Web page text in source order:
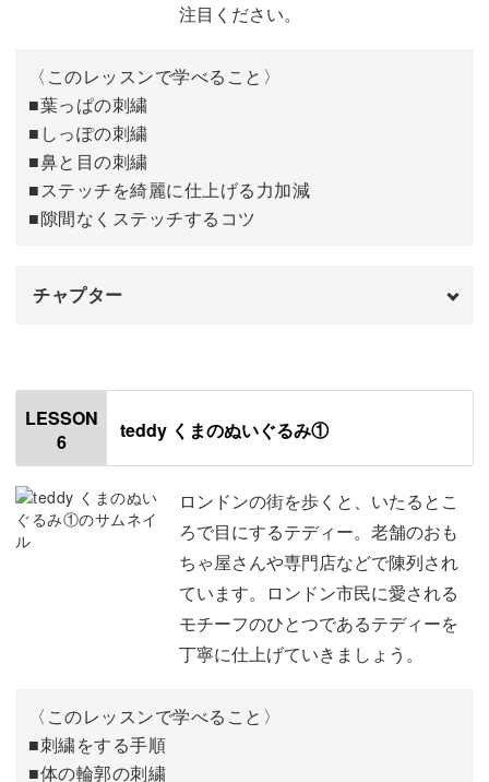
耳と脚の刺繍をする
胴体の刺繍をする
注目ください。
〈このレッスンで学べること〉
■葉っぱの刺繍
■しっぽの刺繍
■鼻と目の刺繍
■ステッチを綺麗に仕上げる力加減
■隙間なくステッチするコツ
チャプター
はじめに
葉っぱの刺繍をする
しっぽの刺繍をする 06:14
鼻と目の刺繍をする 11:20
13:50
LESSON
6
teddy くまのぬいぐるみ①
ロンドンの街を歩くと、いたるとこ
ろで目にするテディー。老舗のおも
ちゃ屋さんや専門店などで陳列され
ています。ロンドン市民に愛される
モチーフのひとつであるテディーを
丁寧に仕上げていきましょう。
〈このレッスンで学べること〉
■刺繍をする手順
■体の輪郭の刺繍